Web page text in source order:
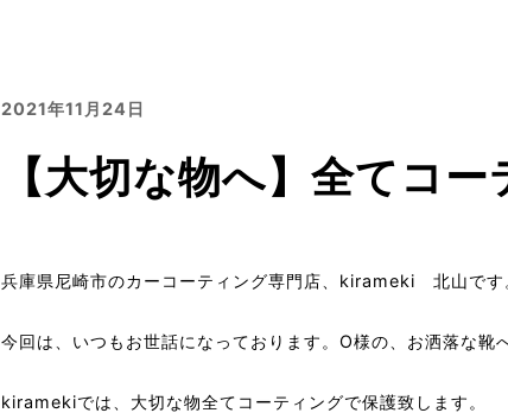
2021年11月24日
【大切な物へ】全てコ
兵庫県尼崎市のカーコーティング専門店、kirameki 北山です
今回は、いつもお世話になっております。O様の、お洒落な靴
kiramekiでは、大切な物全てコーティングで保護致します。